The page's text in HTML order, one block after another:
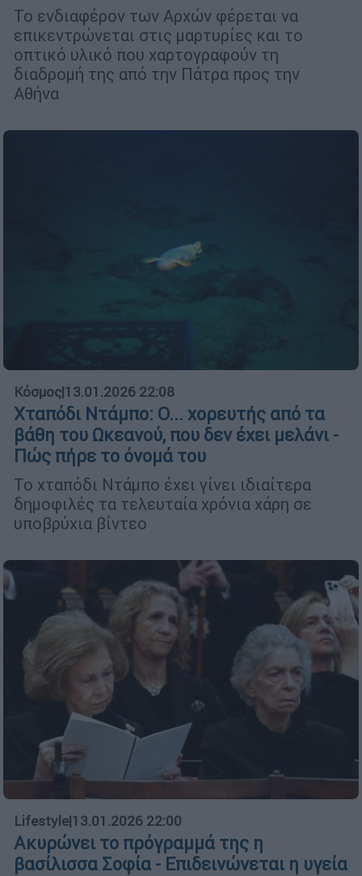
Το ενδιαφέρον των Αρχών φέρεται να
επικεντρώνεται στις μαρτυρίες και το
οπτικό υλικό που χαρτογραφούν τη
διαδρομή της από την Πάτρα προς την
Αθήνα
Κόσμος|13.01.2026 22:08
Χταπόδι Ντάμπο: Ο... χορευτής από τα
βάθη του Ωκεανού, που δεν έχει μελάνι -
Πώς πήρε το όνομά του
Το χταπόδι Ντάμπο έχει γίνει ιδιαίτερα
δημοφιλές τα τελευταία χρόνια χάρη σε
υποβρύχια βίντεο
Lifestyle|13.01.2026 22:00
Ακυρώνει το πρόγραμμά της η
βασίλισσα Σοφία - Επιδεινώνεται η υγεία